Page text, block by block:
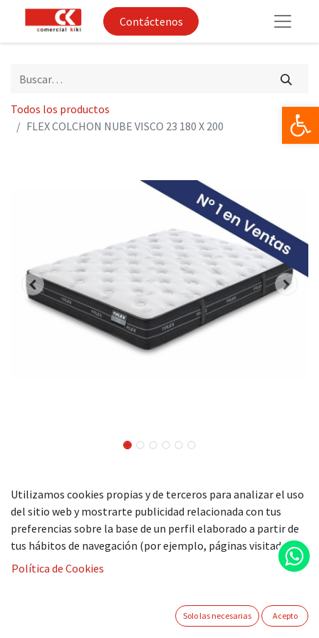
Contáctenos
Todos los productos
FLEX COLCHON NUBE VISCO 23 180 X 200
Transpirabilidad.Gracias a sutejido Stretch de alto
gramajede carácter hipoalergénico,el colchón Nube
permite una total transpiración. Además, suestructura
de célula abiertahace permite la libre circulación de
aire entre las distintas capas que forman parte de su
tecnología para conseguir una firmeza progresivaa
Utilizamos cookies propias y de terceros para analizar el uso
del sitio web y mostrarte publicidad relacionada con tus
preferencias sobre la base de un perfil elaborado a partir de
tus hábitos de navegación (por ejemplo, páginas visitadas).
Política de Cookies
Solo las necesarias Acepto